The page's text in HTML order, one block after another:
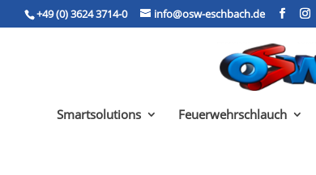
+49 (0) 3624 3714-0 info@osw-eschbach.de
Smartsolutions Feuerwehrschlauch